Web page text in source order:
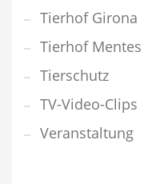
Tierhof Girona
Tierhof Mentes
Tierschutz
TV-Video-Clips
Veranstaltung